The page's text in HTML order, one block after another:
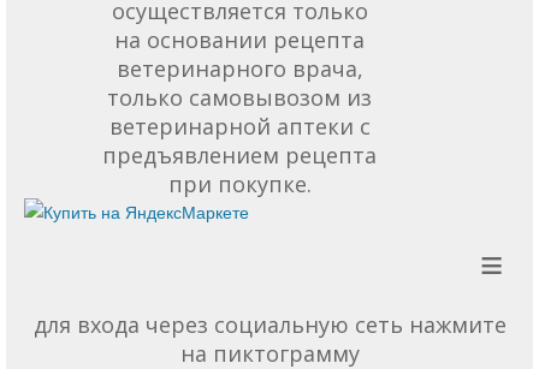
осуществляется только
на основании рецепта
ветеринарного врача,
только самовывозом из
ветеринарной аптеки с
предъявлением рецепта
при покупке.
≡
для входа через социальную сеть нажмите
на пиктограмму